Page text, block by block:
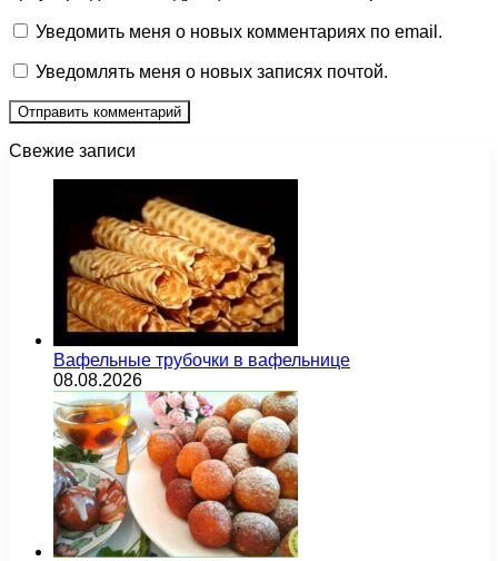
Уведомить меня о новых комментариях по email.
Уведомлять меня о новых записях почтой.
Свежие записи
Вафельные трубочки в вафельнице
08.08.2026